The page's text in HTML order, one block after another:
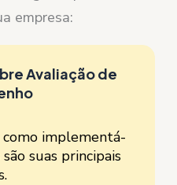
empresa:
Avaliação de
como implementá-
suas principais